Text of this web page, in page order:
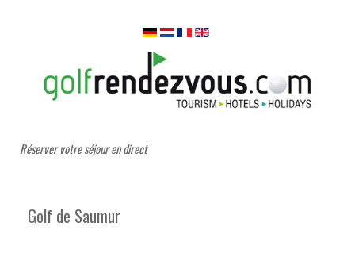
Réserver votre séjour en direct
Golf de Saumur